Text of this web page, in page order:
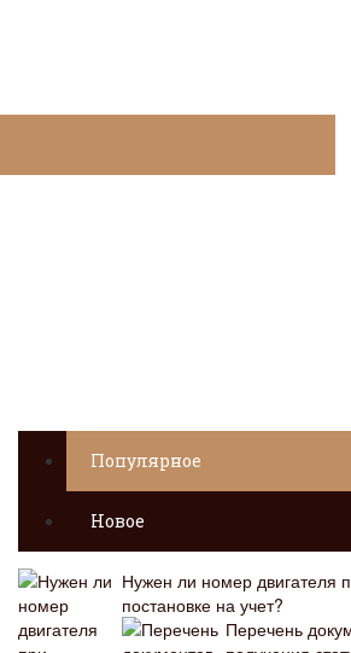
Популярное
Новое
Нужен ли номер двигателя
постановке на учет?
Перечень